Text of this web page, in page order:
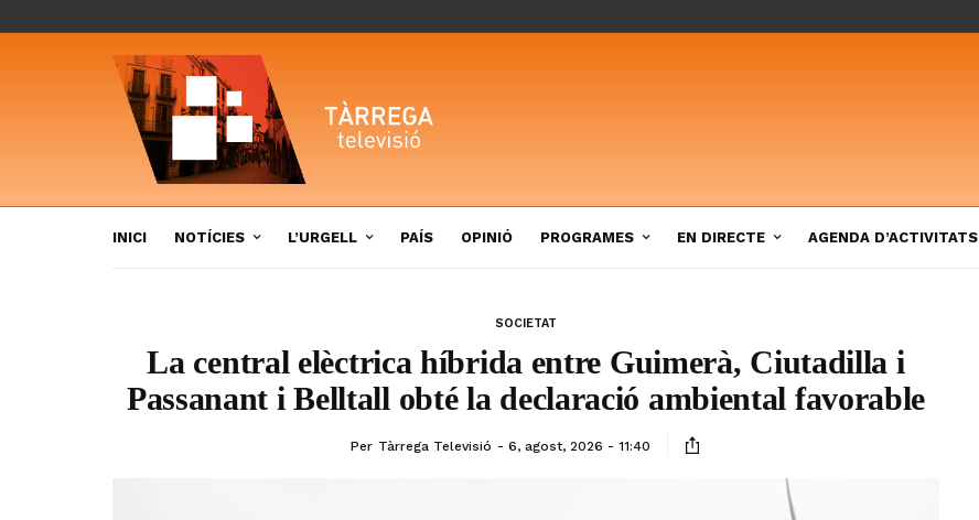
INICI NOTÍCIES L’URGELL PAÍS OPINIÓ PROGRAMES EN DIRECTE AGENDA D’ACTIVITATS
SOCIETAT
La central elèctrica híbrida entre Guimerà, Ciutadilla i
Passanant i Belltall obté la declaració ambiental favorable
Per Tàrrega Televisió 6, agost, 2026 - 11:40